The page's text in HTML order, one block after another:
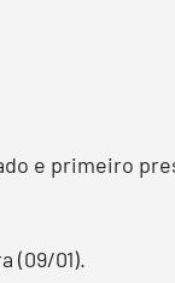
e primeiro
(09/01).